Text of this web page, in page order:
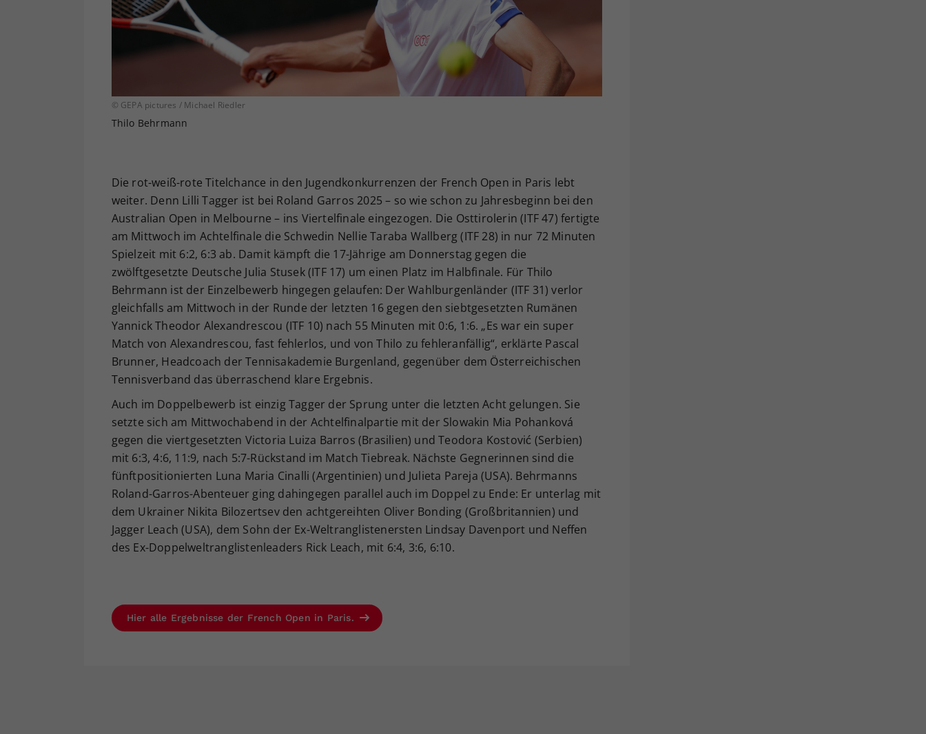
© GEPA pictures / Michael Riedler
Thilo Behrmann
Die rot-weiß-rote Titelchance in den Jugendkonkurrenzen der French Open in Paris lebt
weiter. Denn Lilli Tagger ist bei Roland Garros 2025 – so wie schon zu Jahresbeginn bei den
Australian Open in Melbourne – ins Viertelfinale eingezogen. Die Osttirolerin (ITF 47) fertigte
am Mittwoch im Achtelfinale die Schwedin Nellie Taraba Wallberg (ITF 28) in nur 72 Minuten
Spielzeit mit 6:2, 6:3 ab. Damit kämpft die 17-Jährige am Donnerstag gegen die
zwölftgesetzte Deutsche Julia Stusek (ITF 17) um einen Platz im Halbfinale. Für Thilo
Behrmann ist der Einzelbewerb hingegen gelaufen: Der Wahlburgenländer (ITF 31) verlor
gleichfalls am Mittwoch in der Runde der letzten 16 gegen den siebtgesetzten Rumänen
Yannick Theodor Alexandrescou (ITF 10) nach 55 Minuten mit 0:6, 1:6. „Es war ein super
Match von Alexandrescou, fast fehlerlos, und von Thilo zu fehleranfällig“, erklärte Pascal
Brunner, Headcoach der Tennisakademie Burgenland, gegenüber dem Österreichischen
Tennisverband das überraschend klare Ergebnis.
Auch im Doppelbewerb ist einzig Tagger der Sprung unter die letzten Acht gelungen. Sie
setzte sich am Mittwochabend in der Achtelfinalpartie mit der Slowakin Mia Pohanková
gegen die viertgesetzten Victoria Luiza Barros (Brasilien) und Teodora Kostović (Serbien)
mit 6:3, 4:6, 11:9, nach 5:7-Rückstand im Match Tiebreak. Nächste Gegnerinnen sind die
fünftpositionierten Luna Maria Cinalli (Argentinien) und Julieta Pareja (USA). Behrmanns
Roland-Garros-Abenteuer ging dahingegen parallel auch im Doppel zu Ende: Er unterlag mit
dem Ukrainer Nikita Bilozertsev den achtgereihten Oliver Bonding (Großbritannien) und
Jagger Leach (USA), dem Sohn der Ex-Weltranglistenersten Lindsay Davenport und Neffen
des Ex-Doppelweltranglistenleaders Rick Leach, mit 6:4, 3:6, 6:10.
Hier alle Ergebnisse der French Open in Paris.
Ihrer vorgenommen Einstellungen, falls der
Webseiten-Betreiber dies eingestellt hat.